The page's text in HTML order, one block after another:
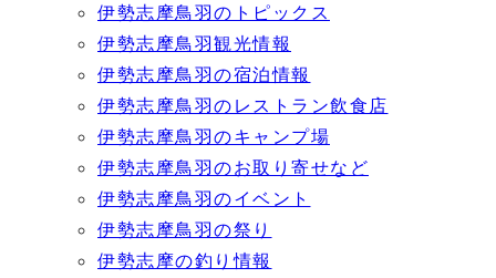
伊勢志摩鳥羽のトピックス
伊勢志摩鳥羽観光情報
伊勢志摩鳥羽の宿泊情報
伊勢志摩鳥羽のレストラン飲食店
伊勢志摩鳥羽のキャンプ場
伊勢志摩鳥羽のお取り寄せなど
伊勢志摩鳥羽のイベント
伊勢志摩鳥羽の祭り
伊勢志摩の釣り情報